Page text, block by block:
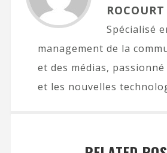
ROCOURT
Spécialisé
management de la
et des médias,
et les nouvelles